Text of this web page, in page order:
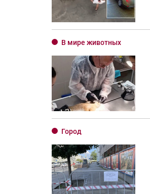
В мире животных
Город